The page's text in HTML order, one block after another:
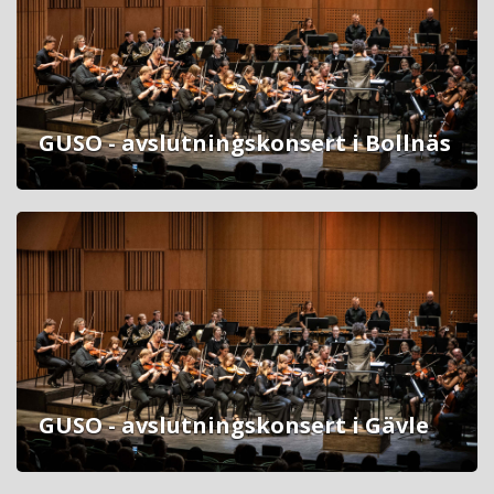
GUSO - avslutningskonsert i Bollnäs
GUSO - avslutningskonsert i Gävle